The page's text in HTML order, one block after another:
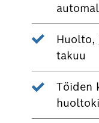
Huolto,
takuu
Töiden